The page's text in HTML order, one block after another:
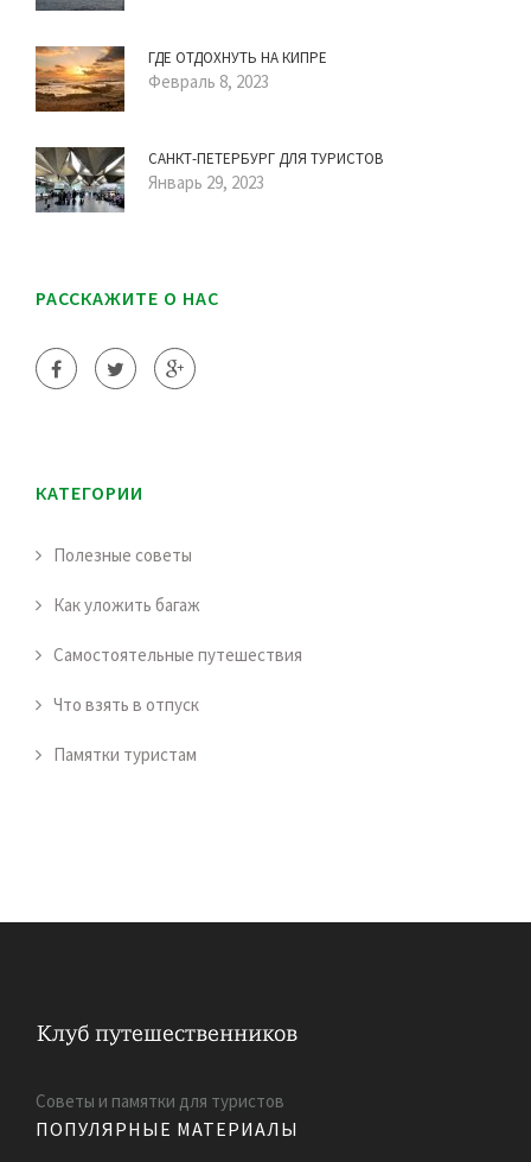
ГДЕ ОТДОХНУТЬ НА КИПРЕ
Февраль 8, 2023
САНКТ-ПЕТЕРБУРГ ДЛЯ ТУРИСТОВ
Январь 29, 2023
РАССКАЖИТЕ О НАС
КАТЕГОРИИ
Полезные советы
Как уложить багаж
Самостоятельные путешествия
Что взять в отпуск
Памятки туристам
Советы и памятки для туристов
ПОПУЛЯРНЫЕ МАТЕРИАЛЫ